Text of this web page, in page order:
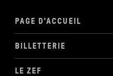
PAGE D'ACCUEIL
BILLETTERIE
LE ZEF